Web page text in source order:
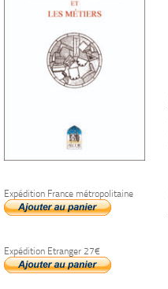
Expédition France métropolitaine
Expédition Etranger 27€